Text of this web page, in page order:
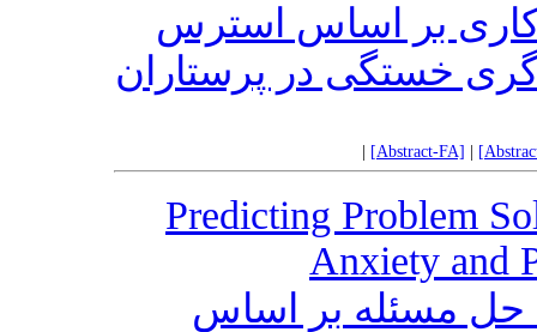
کاری بر اساس استرس
خستگی در پرستاران
[Abstract-FA]
Predicting Problem
Anxiety and
حل مسئله بر اساس